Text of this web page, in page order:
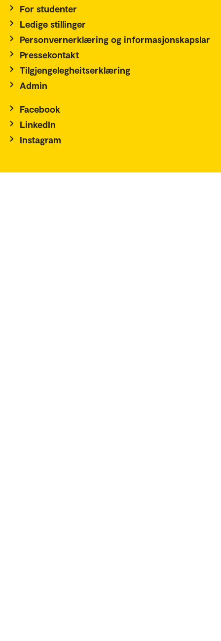
For studenter
Ledige stillinger
Personvernerklæring og informasjonskapslar
Pressekontakt
Tilgjengelegheitserklæring
Admin
Facebook
LinkedIn
Instagram